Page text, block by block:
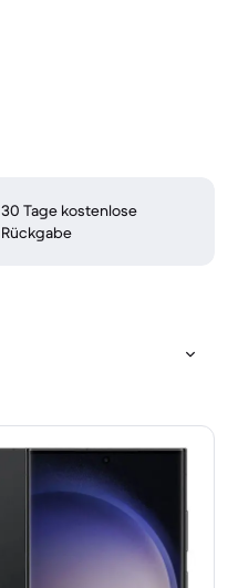
30 Tage kostenlose
Rückgabe